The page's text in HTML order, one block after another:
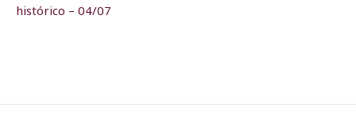
histórico – 04/07